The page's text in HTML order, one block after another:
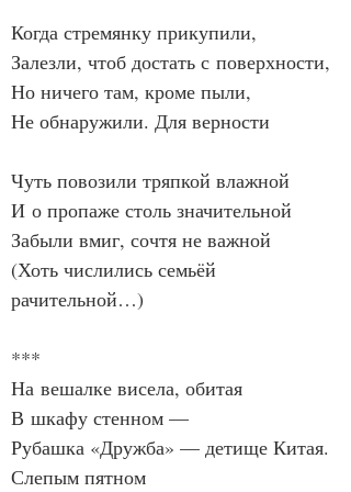
Когда стремянку прикупили,
Залезли, чтоб достать с поверхности,
Но ничего там, кроме пыли,
Не обнаружили. Для верности
Чуть повозили тряпкой влажной
И о пропаже столь значительной
Забыли вмиг, сочтя не важной
(Хоть числились семьёй
рачительной…)
***
На вешалке висела, обитая
В шкафу стенном —
Рубашка «Дружба» — детище Китая.
Слепым пятном